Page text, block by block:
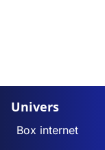
Univers
Box internet